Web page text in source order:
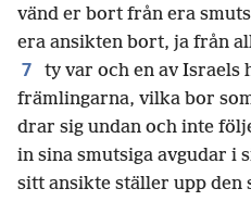
vänd er bort från era
era ansikten bort, ja från
7
ty var och en av Israels
främlingarna, vilka bor
drar sig undan och inte
in sina smutsiga avgudar i
sitt ansikte ställer upp den